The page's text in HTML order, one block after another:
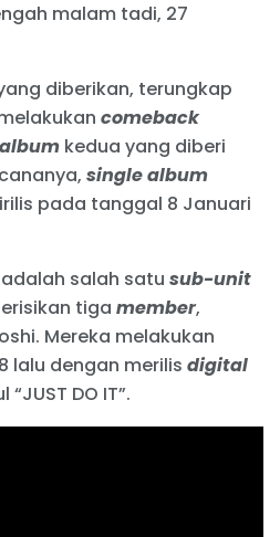
malam tadi, 27
diberikan, terungkap
comeback
kedua yang diberi
single album
pada tanggal 8 Januari
adalah salah satu sub-unit
tiga member,
Mereka melakukan
lalu dengan merilis digital
DO IT”.